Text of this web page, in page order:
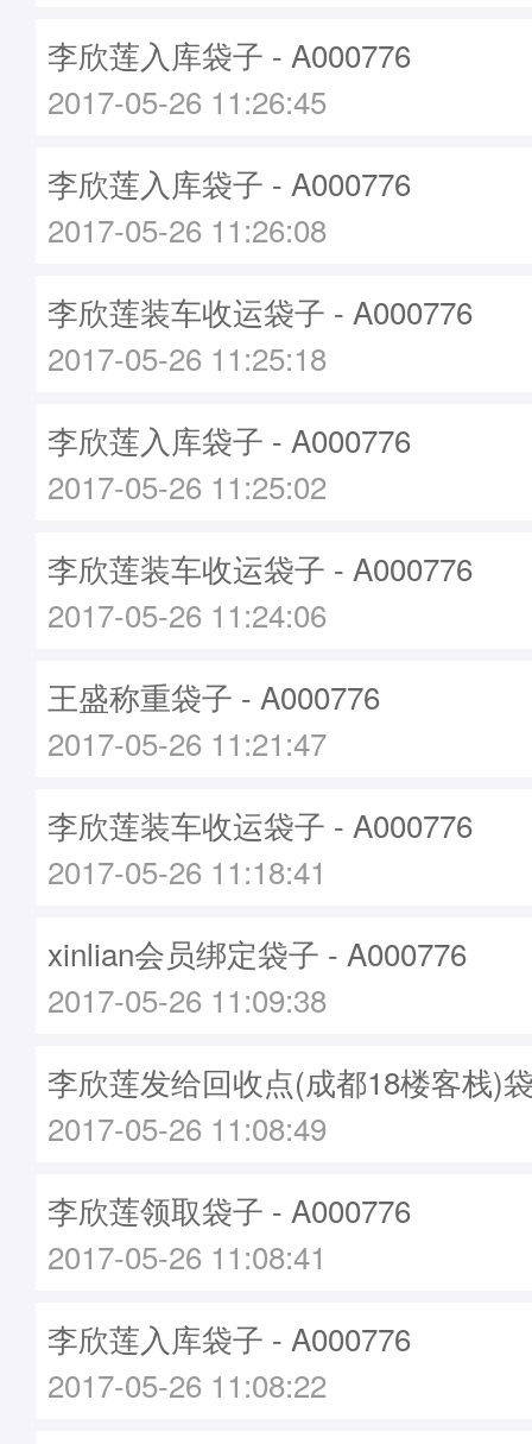
李欣莲入库袋子 - A000776
2017-05-26 11:26:45
李欣莲入库袋子 - A000776
2017-05-26 11:26:08
李欣莲装车收运袋子 - A000776
2017-05-26 11:25:18
李欣莲入库袋子 - A000776
2017-05-26 11:25:02
李欣莲装车收运袋子 - A000776
2017-05-26 11:24:06
王盛称重袋子 - A000776
2017-05-26 11:21:47
李欣莲装车收运袋子 - A000776
2017-05-26 11:18:41
xinlian会员绑定袋子 - A000776
2017-05-26 11:09:38
李欣莲发给回收点(成都18楼客栈)
2017-05-26 11:08:49
李欣莲领取袋子 - A000776
2017-05-26 11:08:41
李欣莲入库袋子 - A000776
2017-05-26 11:08:22